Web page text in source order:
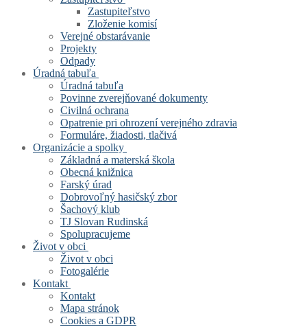
Zastupiteľstvo
Zloženie komisí
Verejné obstarávanie
Projekty
Odpady
Úradná tabuľa
Úradná tabuľa
Povinne zverejňované dokumenty
Civilná ochrana
Opatrenie pri ohrození verejného zdravia
Formuláre, žiadosti, tlačivá
Organizácie a spolky
Základná a materská škola
Obecná knižnica
Farský úrad
Dobrovoľný hasičský zbor
Šachový klub
TJ Slovan Rudinská
Spolupracujeme
Život v obci
Život v obci
Fotogalérie
Kontakt
Kontakt
Mapa stránok
Cookies a GDPR